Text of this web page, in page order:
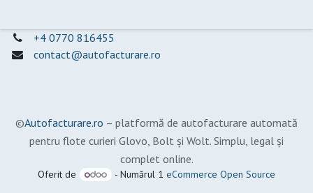
+4 0770 816455
contact@autofacturare.ro
©​Autofacturare.ro – platformă de autofacturare automată
pentru flote curieri Glovo, Bolt și Wolt. Simplu, legal și
complet online.
Oferit de - Numărul 1eCommerce Open Source